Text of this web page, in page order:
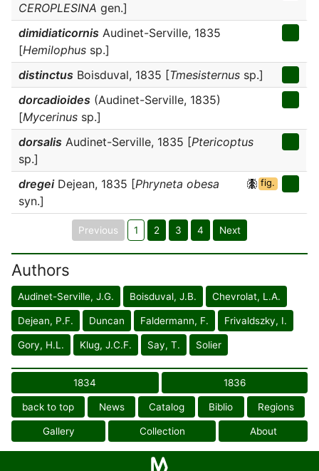
CEROPLESINA gen.]
dimidiaticornis Audinet-Serville, 1835
[Hemilophus sp.]
distinctus Boisduval, 1835 [Tmesisternus sp.]
dorcadioides (Audinet-Serville, 1835)
[Mycerinus sp.]
dorsalis Audinet-Serville, 1835 [Ptericoptus
sp.]
dregeiDejean, 1835 [Phryneta obesa
syn.]
fig.
Previous 1 2 3 4 Next
Authors
Audinet-Serville, J.G. Boisduval, J.B. Chevrolat, L.A.
Dejean, P.F. Duncan Faldermann, F. Frivaldszky, I.
Gory, H.L. Klug, J.C.F. Say, T. Solier
1834 1836
back to top News Catalog Biblio Regions
Gallery Collection About